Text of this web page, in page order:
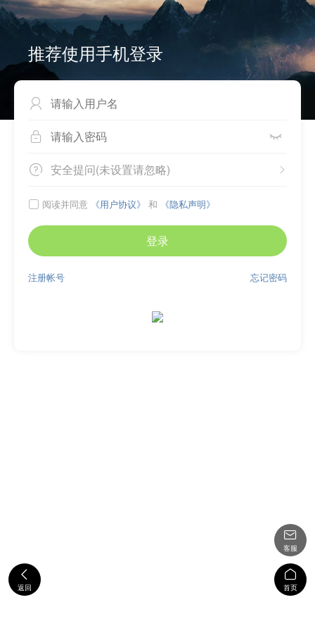
推荐使用手机登录

 
 
安全提问(未设置请忽略)
 阅读并同意 《用户协议》 和 《隐私声明》
登录
忘记密码
注册帐号

返回

客服

首页